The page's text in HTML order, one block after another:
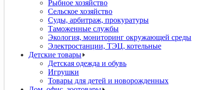
Рыбное хозяйство
Сельское хозяйство
Суды, арбитраж, прокуратуры
Таможенные службы
Экология, мониторинг окружающей среды
Электростанции, ТЭЦ, котельные
Детские товары
Детская одежда и обувь
Игрушки
Товары для детей и новорожденных